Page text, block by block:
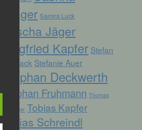
Prager Samira Luck
Sascha Jäger
Siegfried Kapfer Stefan
Biersack Stefanie Auer
Stephan Deckwerth
Stephan Fruhmann Thomas
Kopfinger Tobias Kapfer
Tobias Schreindl